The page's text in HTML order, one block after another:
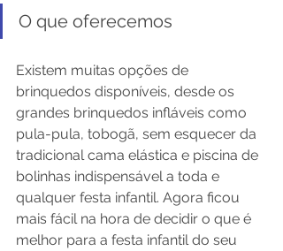
O que oferecemos
Existem muitas opções de
brinquedos disponíveis, desde os
grandes brinquedos infláveis como
pula-pula, tobogã, sem esquecer da
tradicional cama elástica e piscina de
bolinhas indispensável a toda e
qualquer festa infantil. Agora ficou
mais fácil na hora de decidir o que é
melhor para a festa infantil do seu